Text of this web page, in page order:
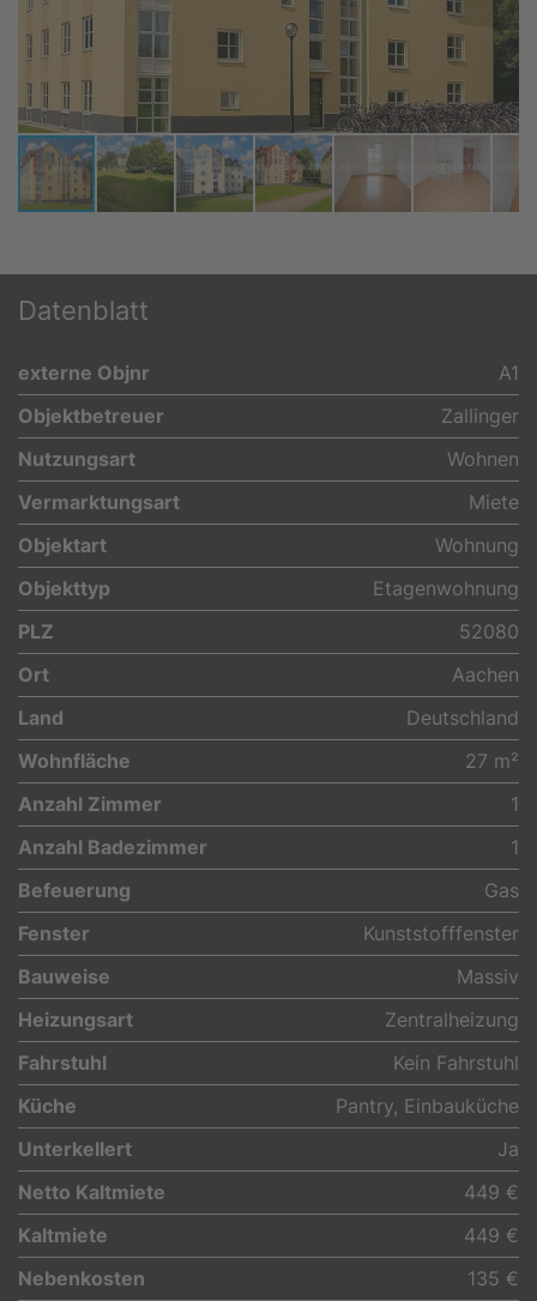
Datenblatt
externe Objnr
A1
Objektbetreuer
Zallinger
Nutzungsart
Wohnen
Vermarktungsart
Miete
Objektart
Wohnung
Objekttyp
Etagenwohnung
PLZ
52080
Ort
Aachen
Land
Deutschland
Wohnfläche
27 m²
Anzahl Zimmer
1
Anzahl Badezimmer
1
Befeuerung
Gas
Fenster
Kunststofffenster
Bauweise
Massiv
Heizungsart
Zentralheizung
Fahrstuhl
Kein Fahrstuhl
Küche
Pantry, Einbauküche
Unterkellert
Ja
Netto Kaltmiete
449 €
Kaltmiete
449 €
Nebenkosten
135 €